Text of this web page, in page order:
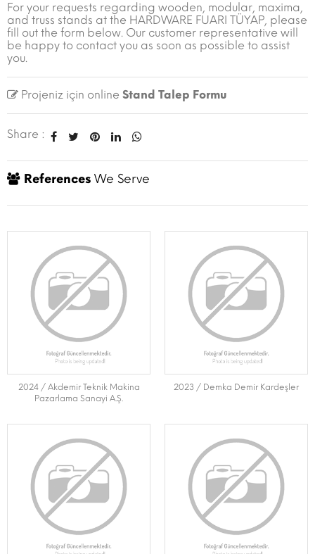
For your requests regarding wooden, modular, maxima,
and truss stands at the HARDWARE FUARI TÜYAP, please
fill out the form below. Our customer representative will
be happy to contact you as soon as possible to assist
you.
Projeniz için online Stand Talep Formu
Share :
References We Serve
2024 / Akdemir Teknik Makina
Pazarlama Sanayi A.Ş.
2023 / Demka Demir Kardeşler